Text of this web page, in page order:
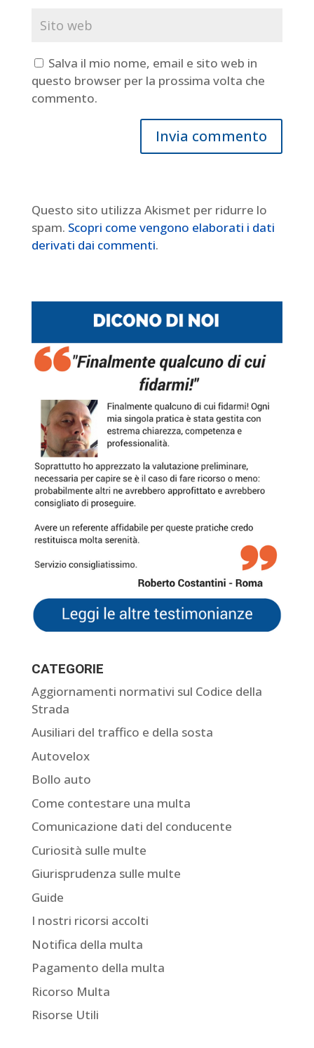
Salva il mio nome, email e sito web in
questo browser per la prossima volta che
commento.
Questo sito utilizza Akismet per ridurre lo
spam. Scopri come vengono elaborati i dati
derivati dai commenti.
CATEGORIE
Aggiornamenti normativi sul Codice della
Strada
Ausiliari del traffico e della sosta
Autovelox
Bollo auto
Come contestare una multa
Comunicazione dati del conducente
Curiosità sulle multe
Giurisprudenza sulle multe
Guide
I nostri ricorsi accolti
Notifica della multa
Pagamento della multa
Ricorso Multa
Risorse Utili